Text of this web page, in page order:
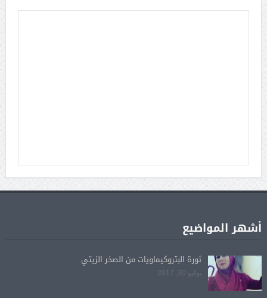
أشهر المواضيع
ثورة البتروكيماويات من الصخر الزيتي
يوليو 30, 2017